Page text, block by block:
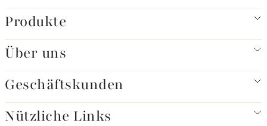
Produkte
Über uns
Geschäftskunden
Nützliche Links